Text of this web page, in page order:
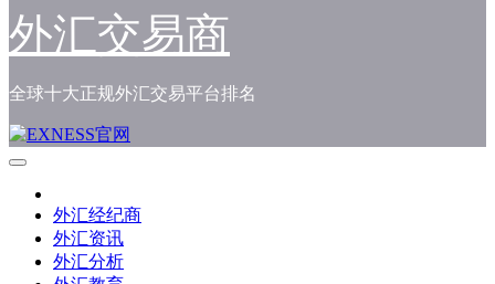
外汇交易商
全球十大正规外汇交易平台排名
外汇经纪商
外汇资讯
外汇分析